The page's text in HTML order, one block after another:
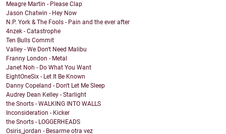
Meagre Martin - Please Clap
Jason Chatwin - Hey Now
N.P. York & The Fools - Pain and the ever after
4nzek - Catastrophe
Ten Bulls Commit
Valley - We Don't Need Malibu
Franny London - Metal
Janet Noh - Do What You Want
EightOneSix - Let It Be Known
Danny Copeland - Don't Let Me Sleep
Audrey Dean Kelley - Starlight
the Snorts - WALKING INTO WALLS
Inconsideration - Kicker
the Snorts - LOGGERHEADS
Osiris_jordan - Besarme otra vez